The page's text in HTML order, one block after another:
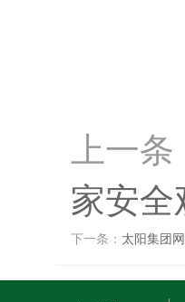
上一
家安全
下一条： 太阳集团